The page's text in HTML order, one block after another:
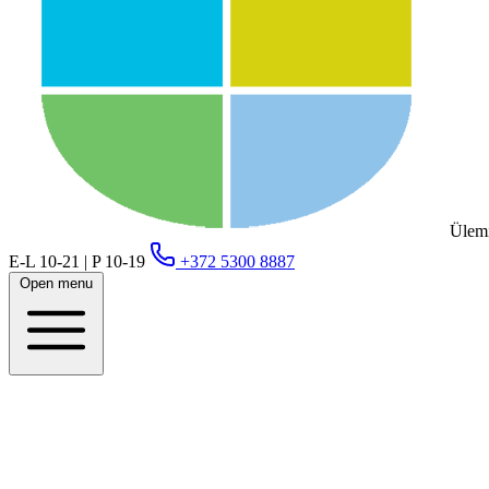
E-L 10-21 | P 10-19
+372 5300 8887
Open menu